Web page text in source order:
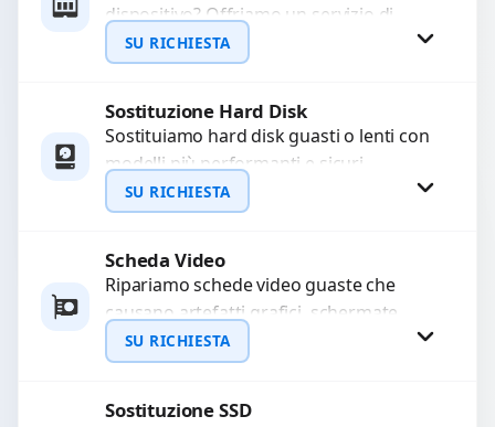
WhatsApp
dispositivo? Offriamo un servizio di
upgrade RAM per velocizzare
l’esecuzione di programmi e il...
SU RICHIESTA
Richiedi Preventivo
WhatsApp
Sostituzione Hard Disk
Sostituiamo hard disk guasti o lenti con
modelli più performanti e sicuri.
Garantiamo la protezione dei dati e una
configurazione...
SU RICHIESTA
Richiedi Preventivo
WhatsApp
Scheda Video
Ripariamo schede video guaste che
causano artefatti grafici, schermate
nere o rallentamenti. Diagnosi
approfondita e utilizzo di componenti di
SU RICHIESTA
Richiedi Preventivo
Sostituzione SSD